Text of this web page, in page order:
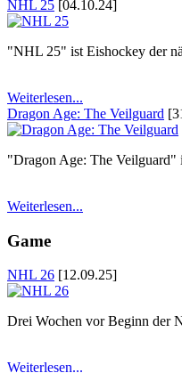
NHL 25 [04.10.24]
"NHL 25" ist Eishockey der
Weiterlesen...
Dragon Age: The Veilguard
"Dragon Age: The Veilguard"
Weiterlesen...
Game
NHL 26 [12.09.25]
Drei Wochen vor Beginn der
Weiterlesen...